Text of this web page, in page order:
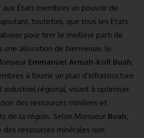
États membres un pouvoir de
toutefois, que tous les Etats
pour tirer le meilleur parti de
une allocution de bienvenue, le
Emmanuel Armah-Kofi Buah,
à fournir un plan d’infrastructure
régional, visant à optimiser
des ressources minières et
de la région. Selon Monsieur Buah,
ressources minérales non